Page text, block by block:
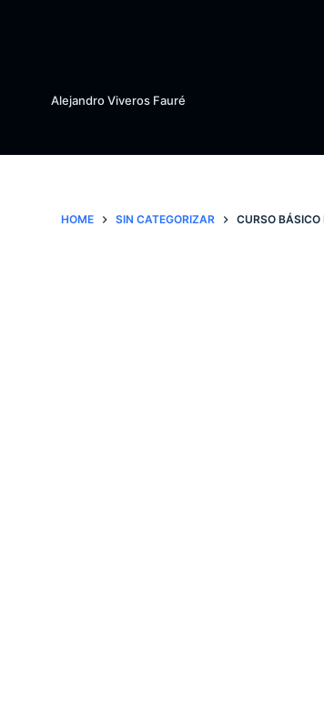
Alejandro Viveros Fauré
HOME SIN CATEGORIZAR CURSO